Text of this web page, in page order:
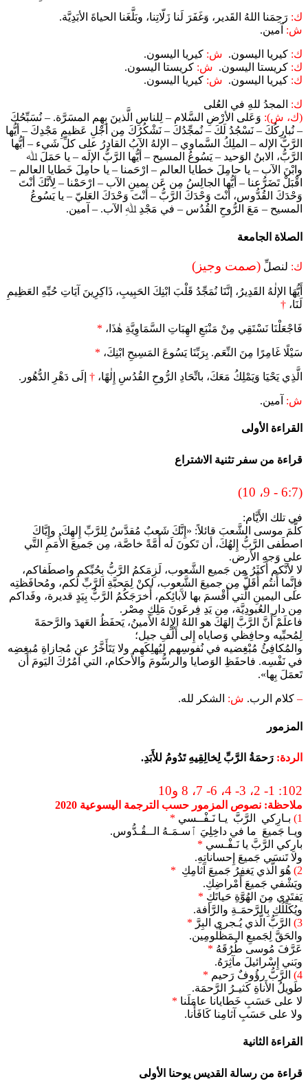
ك: رَحِمَنا اللهُ القَدير، وَغَفَرَ لَنا زَلّاتِنا، وبَلَّغَنا الحياةَ الأبَدِيَّة.
ش: آمين.
ك: كيريا اليسون. ش: كيريا اليسون.
ك: كريستا اليسون. ش: كريستا اليسون.
ك: كيريا اليسون. ش: كيريا اليسون.
ك: المجدُ للهِ في العُلى
(ك، ش): وَعَلى الأرْضِ السَّلام – لِلناسِ الَّذينَ بِهِم المسَرَّة. – نُسَبِّحُكَ
– نُبارِكُكَ – نَسْجُدُ لَكَ – نُمجِّدُكَ – نَشْكُرُكَ مِن أجْلِ عَظيمِ مَجْدِكَ – أيُّها
الرَّبُّ الإله – الملِكُ السَّماوي – الإلهُ الآبُ القادِرُ على كلِّ شَيء – أيُّها
الرَّبُّ، الابنُ الوَحيد – يَسُوعُ المسيح – أيُّها الرَّبُّ الإلَه – يا حَمَلَ ﷲ
وابْنَ الآب – يا حامِلَ خطايا العالم – ارْحَمنا – يا حامِلَ خَطايا العالم –
اقْبَلْ تَضَرُّعنا – أيُّها الجالِسُ مِن عَن يمينِ الآب – ارْحَمْنا – لِأنَّكَ أنْتَ
وَحْدَكَ القُدُّوس، أنْتَ وَحْدَكَ الرَّبُّ – أنْتَ وَحْدَكَ العَليّ – يا يَسُوعُ
المسيح – مَعَ الرُّوحِ القُدُس – في مَجْدِ ﷲِ الآب. – آمين.
الصلاة الجامعة
ك: لنصلِّ (صمت وجيز)
أَيُّهَا الإلٰهُ القَدِيرُ، إنَّنَا نُمَجِّدُ قَلْبَ ابْنِكَ الحَبِيبِ، ذَاكِرِينَ آيَاتِ حُبِّهِ العَظِيمِ
لَنَا، †
فَاجْعَلْنَا نَسْتَقِي مِنْ مَنْبَعِ الهِبَاتِ السَّمَاوِيَّةِ هٰذَا، *
سَيْلًا غَامِرًا مِنَ النِّعَم. بِرَبِّنَا يَسُوعَ المَسِيحِ ابْنِكَ، *
الَّذِي يَحْيَا وَيَمْلِكُ مَعَكَ، باتِّحَادِ الرُّوحِ القُدُسِ إِلٰهًا، † إلَى دَهْرِ الدُّهُور.
ش: آمين.
القراءة الأولى
قراءة من سفر تثنية الاشتراع
(6:7 - 9، 10)
في تلك الأَيَّام:
كلَّمَ موسى الشَّعبَ قائلاً: «إِنَّكَ شَعبٌ مُقدَّسٌ لِلرَّبِّ إِلهِكَ. وإِيَّاكَ
اصطَفى الرَّبُّ إِلهُكَ، أن تَكونَ لَه أُمَّةً خاصَّة، مِن جَميعَ الأُمَمِ التَّي
على وَجهِ الأَرض.
لا لأنَّكم أَكثَرُ مِن جَميع الشَّعوب، لَزِمَكمُ الرَّبُّ بِحُبِّكم واصطَفاكم،
فإِنَّما أَنتُم أًقَلُّ مِن جميعَ الشَّعوب، لكنْ لِمَحبَّةِ الرَّبِّ لَكم، ومُحافَظتِه
على اليمينِ الَّتي أَقْسمَ بها لآَبائِكم، أَخرَجَكُمُ الرَّبُّ بِيَدٍ قديرة، وفَداكم
مِن دارِ العُبودِيَّة، مِن يَدِ فِرعَونَ مَلِكِ مِصْر.
فاعلَمْ أَنَّ الرَّبَّ إلهَكَ هو اللهُ الإِلهُ الأَمينُ، يَحفَظُ العَهدَ والرَّحمَةَ
لِمُحبِّيه وحافِظي وَصاياه إِلى أَلْفِ جيل؛
والمُكافِئُ مُبْغِضيه في نُفوسِهم لِيُهلِكَهِم ولا يَتَأَخَّرُ عن مُجازاةِ مُبغِضِه
في نَفْسِه. فاحفَظِ الوَصايا والرسُّومَ والأَحكام، التي آمُرُكَ اليَومَ أَن
تَعمَلَ بِها».
– كلام الرب. ش: الشكر لله.
المزمور
الردة: رَحمَةُ الرَّبِّ لِخالِقِيهِ تَدُومُ للأَبَدِ.
102: 1- 2، 3- 4، 6- 7، 8 و10
ملاحظة: نصوص المزمور حسب الترجمة اليسوعية 2020
1)
بـارِكي الرَّبَّ يـا نَـفْــسي *
ويـا جَميعَ ما في داخِلِيَ ٱسـمَـهُ الــقُـدُّوس.
بارِكي الرَّبَّ يا نَـفْـسي *
ولا تَنسَي جَميعَ إِحساناتِهِ.
2) هُوَ الَّذي يَغفِرُ جَميعَ آثامِكِ *
ويَشْفي جَميعَ أَمْراضِكِ.
يَفتَدي مِنَ الهُوَّةِ حَياتَكِ *
ويُكَلِّلُكِ بِالرَّحمَـةِ والرَّأفة.
3)
الرَّبُّ الَّذي يُـجري البِرَّ *
والحَقَّ لِجَميعِ الـمَظْلومِين.
عَرَّفَ مُوسى طُرُقَهُ *
وبَني إِسْرائيلَ مآثِرَهُ.
4)
الرَّبُّ رؤُوفٌ رَحيم *
طَويلُ الأَناةِ كَثيـرُ الرَّحمَة.
لا على حَسَبِ خَطايانا عامَلَنا *
ولا على حَسَبِ آثامِنا كَافَأَنا.
القراءة الثانية
قراءة من رسالة القديس يوحنا الأولى